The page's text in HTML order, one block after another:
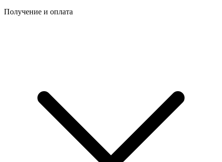
Получение и оплата